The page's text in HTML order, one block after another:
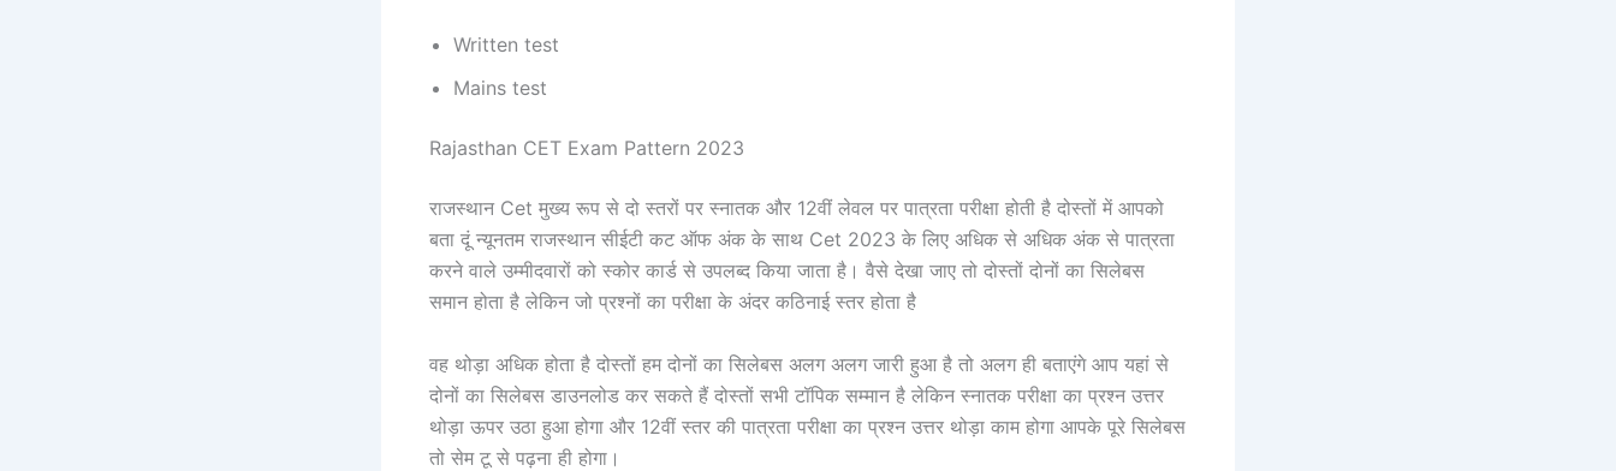
Written test
Mains test
Rajasthan CET Exam Pattern 2023
राजस्थान Cet मुख्य रूप से दो स्तरों पर स्नातक और 12वीं लेवल पर पात्रता परीक्षा होती है दोस्तों में आपको
बता दूं न्यूनतम राजस्थान सीईटी कट ऑफ अंक के साथ Cet 2023 के लिए अधिक से अधिक अंक से पात्रता
करने वाले उम्मीदवारों को स्कोर कार्ड से उपलब्द किया जाता है। वैसे देखा जाए तो दोस्तों दोनों का सिलेबस
समान होता है लेकिन जो प्रश्नों का परीक्षा के अंदर कठिनाई स्तर होता है
वह थोड़ा अधिक होता है दोस्तों हम दोनों का सिलेबस अलग अलग जारी हुआ है तो अलग ही बताएंगे आप यहां से
दोनों का सिलेबस डाउनलोड कर सकते हैं दोस्तों सभी टॉपिक सम्मान है लेकिन स्नातक परीक्षा का प्रश्न उत्तर
थोड़ा ऊपर उठा हुआ होगा और 12वीं स्तर की पात्रता परीक्षा का प्रश्न उत्तर थोड़ा काम होगा आपके पूरे सिलेबस
तो सेम टू से पढ़ना ही होगा।